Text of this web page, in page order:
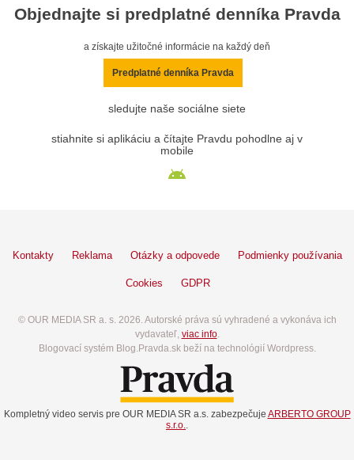
Objednajte si predplatné denníka Pravda
a získajte užitočné informácie na každý deň
Predplatné denníka Pravda
sledujte naše sociálne siete
stiahnite si aplikáciu a čítajte Pravdu pohodlne aj v
mobile
Kontakty Reklama Otázky a odpovede Podmienky používania
Cookies GDPR
© OUR MEDIA SR a. s. 2026. Autorské práva sú vyhradené a vykonáva ich
vydavateľ, viac info.
Blogovací systém Blog.Pravda.sk beží na technológií Wordpress.
Kompletný video servis pre OUR MEDIA SR a.s. zabezpečuje ARBERTO GROUP
s.r.o..